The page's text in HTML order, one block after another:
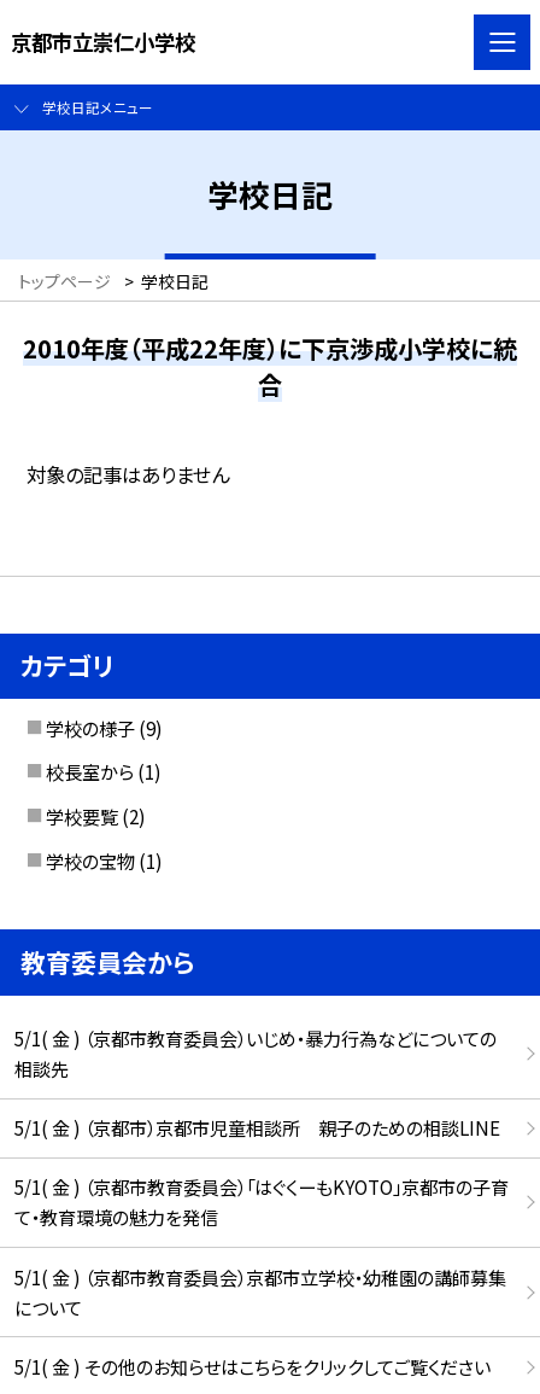
京都市立崇仁小学校
学校日記メニュー
学校日記
トップページ > 学校日記
2010年度（平成22年度）に下京渉成小学校に統
合
対象の記事はありません
カテゴリ
学校の様子 (9)
校長室から (1)
学校要覧 (2)
学校の宝物 (1)
教育委員会から
5/1( 金 ) （京都市教育委員会）いじめ・暴力行為などについての
相談先
5/1( 金 ) （京都市）京都市児童相談所 親子のための相談LINE
5/1( 金 ) （京都市教育委員会）「はぐくーもKYOTO」京都市の子育
て・教育環境の魅力を発信
5/1( 金 ) （京都市教育委員会）京都市立学校・幼稚園の講師募集
について
5/1( 金 ) その他のお知らせはこちらをクリックしてご覧ください